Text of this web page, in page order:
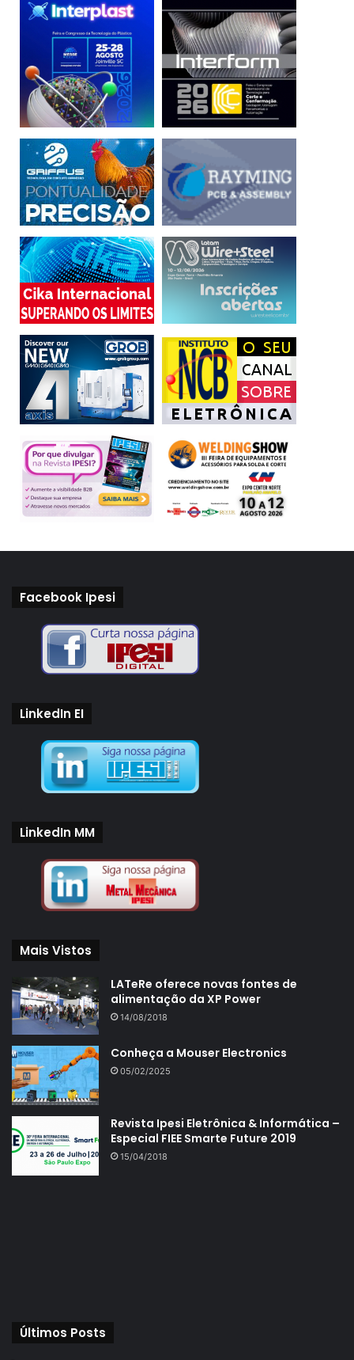
Facebook Ipesi
LinkedIn EI
LinkedIn MM
Mais Vistos
LATeRe oferece novas fontes de
alimentação da XP Power
14/08/2018
Conheça a Mouser Electronics
05/02/2025
Revista Ipesi Eletrônica & Informática –
Especial FIEE Smarte Future 2019
15/04/2018
Últimos Posts